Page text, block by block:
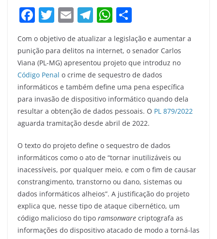
F
c
e
b
o
o
k
T
w
itt
er
E
ai
l
T
el
e
gr
a
m
W
h
at
s
A
p
p
h
ar
e
Com o objetivo de atualizar a legislação e aumentar a
punição para delitos na internet, o senador Carlos
Viana (PL-MG) apresentou projeto que introduz no
Código Penal o crime de sequestro de dados
informáticos e também define uma pena específica
para invasão de dispositivo informático quando dela
resultar a obtenção de dados pessoais. O PL 879/2022
aguarda tramitação desde abril de 2022.
O texto do projeto define o sequestro de dados
informáticos como o ato de “tornar inutilizáveis ou
inacessíveis, por qualquer meio, e com o fim de causar
constrangimento, transtorno ou dano, sistemas ou
dados informáticos alheios”. A justificação do projeto
explica que, nesse tipo de ataque cibernético, um
código malicioso do tipo ramsonware criptografa as
informações do dispositivo atacado de modo a torná-las